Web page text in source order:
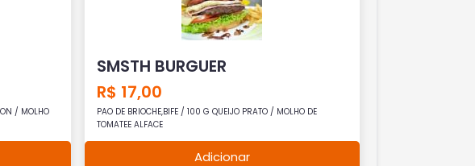
/ MOLHO
SMSTH BURGUER
R$ 17,00
PAO DE BRIOCHE,BIFE / 100 G QUEIJO PRATO / MOLHO DE
TOMATEE ALFACE
Adicionar